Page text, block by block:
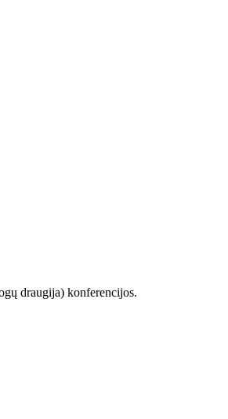
draugija) konferencijos.